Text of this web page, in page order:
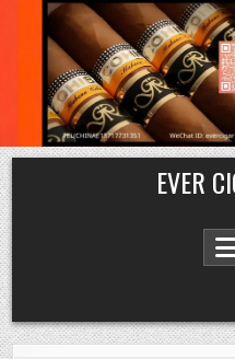
Skip
to
content
EVER